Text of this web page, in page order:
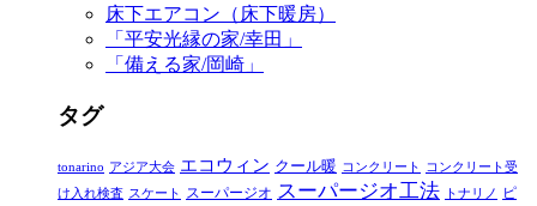
床下エアコン（床下暖房）
「平安光縁の家/幸田」
「備える家/岡崎」
タグ
tonarino アジア大会 エコウィン クール暖 コンクリート
コンクリート受
け入れ検査 スケート スーパージオ スーパージオ工法 トナリノ
ピ